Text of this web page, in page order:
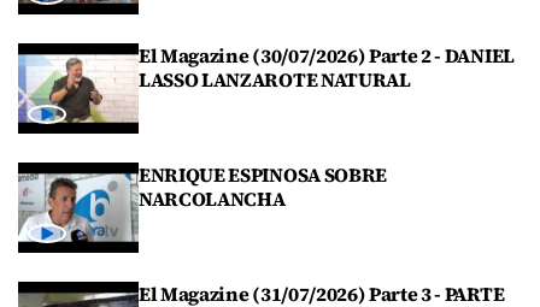
El Magazine (30/07/2026) Parte 2 - DANIEL
LASSO LANZAROTE NATURAL
ENRIQUE ESPINOSA SOBRE
NARCOLANCHA
El Magazine (31/07/2026) Parte 3 - PARTE